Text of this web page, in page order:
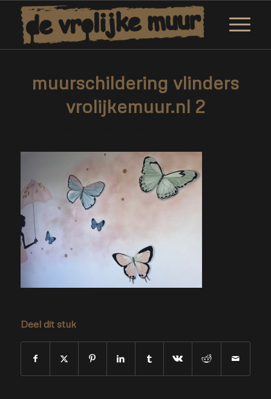
muurschildering vlinders
vrolijkemuur.nl 2
Deel dit stuk